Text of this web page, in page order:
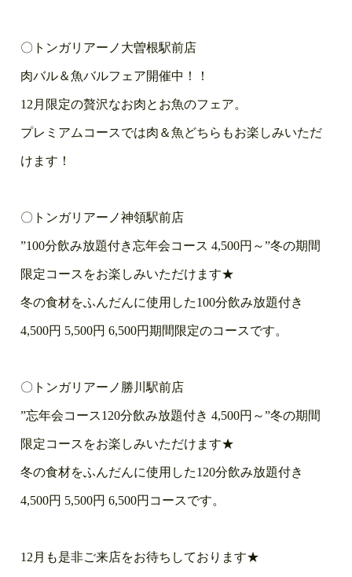
〇トンガリアーノ大曽根駅前店
肉バル＆魚バルフェア開催中！！
12月限定の贅沢なお肉とお魚のフェア。
プレミアムコースでは肉＆魚どちらもお楽しみいただ
けます！
〇トンガリアーノ神領駅前店
”100分飲み放題付き忘年会コース 4,500円～”冬の期間
限定コースをお楽しみいただけます★
冬の食材をふんだんに使用した100分飲み放題付き
4,500円 5,500円 6,500円期間限定のコースです。
〇トンガリアーノ勝川駅前店
”忘年会コース120分飲み放題付き 4,500円～”冬の期間
限定コースをお楽しみいただけます★
冬の食材をふんだんに使用した120分飲み放題付き
4,500円 5,500円 6,500円コースです。
12月も是非ご来店をお待ちしております★